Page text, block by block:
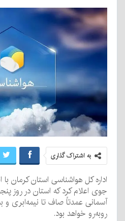
به اشتراک گذاری
اداره کل هواشناسی استان کرمان
آسمانی عمدتاً صاف تا نیمه‌ابری و
روبه‌رو خواهد بود.